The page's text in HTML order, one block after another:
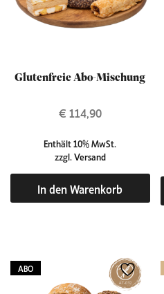
Glutenfreie Abo-Mischung
€ 114,90
Enthält 10% MwSt.
zzgl.Versand
In den Warenkorb
ABO